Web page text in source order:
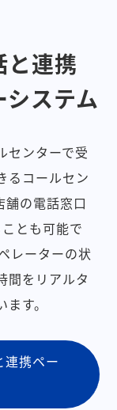
と連携
ステム
センターで受
るコールセン
舗の電話窓口
とも可能で
レーターの状
間をリアルタ
す。
連携ペー